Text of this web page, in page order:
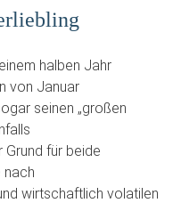
halben Jahr
von Januar
seinen „großen
für beide
nach
wirtschaftlich volatilen